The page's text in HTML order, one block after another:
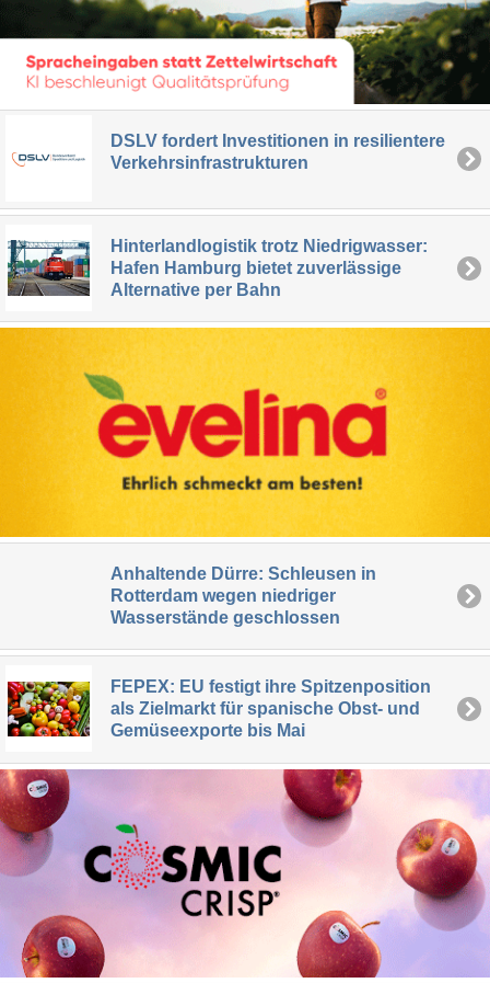
DSLV fordert Investitionen in resilientere
Verkehrsinfrastrukturen
Hinterlandlogistik trotz Niedrigwasser:
Hafen Hamburg bietet zuverlässige
Alternative per Bahn
Anhaltende Dürre: Schleusen in
Rotterdam wegen niedriger
Wasserstände geschlossen
FEPEX: EU festigt ihre Spitzenposition
als Zielmarkt für spanische Obst- und
Gemüseexporte bis Mai